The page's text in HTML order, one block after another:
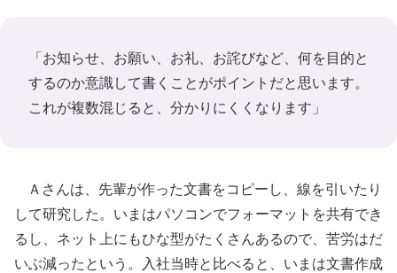
「お知らせ、お願い、お礼、お詫びなど、何を目的と
するのか意識して書くことがポイントだと思います。
これが複数混じると、分かりにくくなります」
Ａさんは、先輩が作った文書をコピーし、線を引いたり
して研究した。いまはパソコンでフォーマットを共有でき
るし、ネット上にもひな型がたくさんあるので、苦労はだ
いぶ減ったという。入社当時と比べると、いまは文書作成